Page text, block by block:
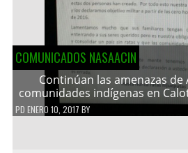
COMUNICADOS NASAACIN
Continúan las amenazas de
comunidades indígenas en
PD ENERO 10, 2017 BY